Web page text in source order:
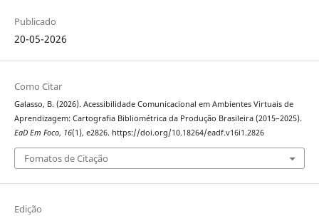
Publicado
20-05-2026
Como Citar
Galasso, B. (2026). Acessibilidade Comunicacional em Ambientes Virtuais de
Aprendizagem: Cartografia Bibliométrica da Produção Brasileira (2015–2025).
EaD Em Foco, 16(1), e2826. https://doi.org/10.18264/eadf.v16i1.2826
Fomatos de Citação
Edição